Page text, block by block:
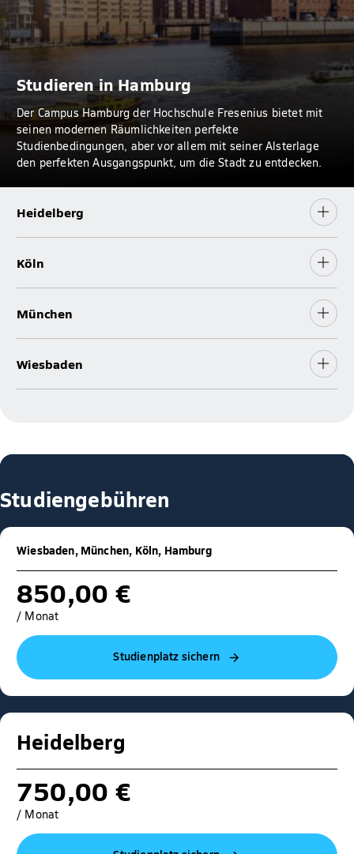
Studieren in Hamburg
Der Campus Hamburg der Hochschule Fresenius bietet mit
seinen modernen Räumlichkeiten perfekte
Studienbedingungen, aber vor allem mit seiner Alsterlage
den perfekten Ausgangspunkt, um die Stadt zu entdecken.
Heidelberg
Köln
München
Wiesbaden
Studiengebühren
Wiesbaden, München, Köln, Hamburg
850,00 €
/ Monat
Studienplatz sichern
Heidelberg
750,00 €
/ Monat